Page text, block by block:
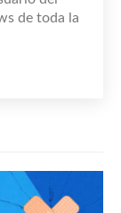
de toda la